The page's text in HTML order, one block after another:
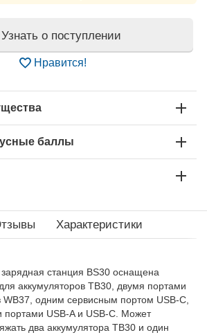
Узнать о поступлении
Нравится!
баллы
Характеристики
станция BS30 оснащена
аккумуляторов TB30, двумя портами
WB37, одним сервисным портом USB-С,
портами USB-A и USB-C. Может
два аккумулятора TB30 и один